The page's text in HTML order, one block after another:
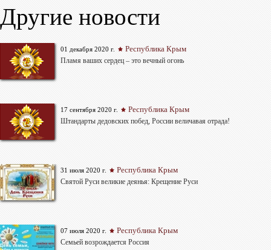
Другие новости
01 декабря 2020 г. Республика Крым
Пламя ваших сердец – это вечный огонь
17 сентября 2020 г. Республика Крым
Штандарты дедовских побед, России величавая отрада!
31 июля 2020 г. Республика Крым
Святой Руси великие деянья: Крещение Руси
07 июля 2020 г. Республика Крым
Семьей возрождается Россия